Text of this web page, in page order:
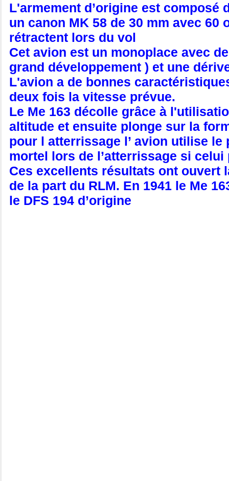
L'armement d’origine est composé
un canon MK 58 de 30 mm avec
rétractent lors du vol
Cet avion est un monoplace avec
grand développement ) et une
L'avion a de bonnes
deux fois la vitesse prévue.
Le Me 163 décolle grâce à
altitude et ensuite plonge sur la
pour l atterrissage l’ avion utilise
mortel lors de l’atterrissage si
Ces excellents résultats ont ouvert
de la part du RLM. En 1941 le Me
le DFS 194 d’origine